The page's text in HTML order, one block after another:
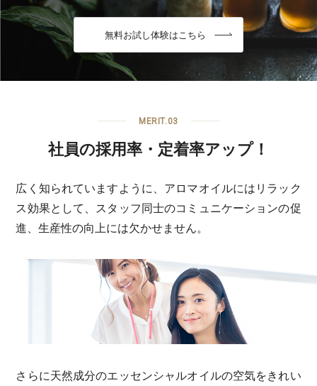
無料お試し体験はこちら
MERIT.03
社員の採用率・定着率アップ！
広く知られていますように、アロマオイルにはリラック
ス効果として、スタッフ同士のコミュニケーションの促
進、生産性の向上には欠かせません。
さらに天然成分のエッセンシャルオイルの空気をきれい